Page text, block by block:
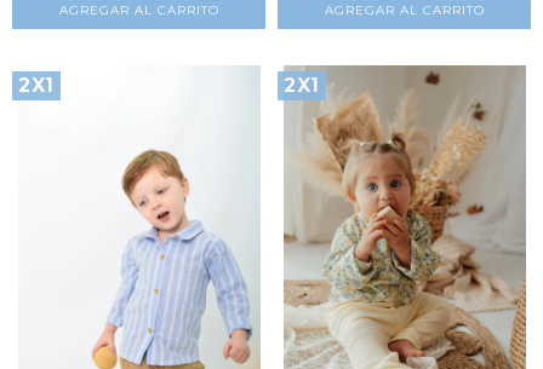
AGREGAR AL CARRITO AGREGAR AL CARRITO
2X1 2X1